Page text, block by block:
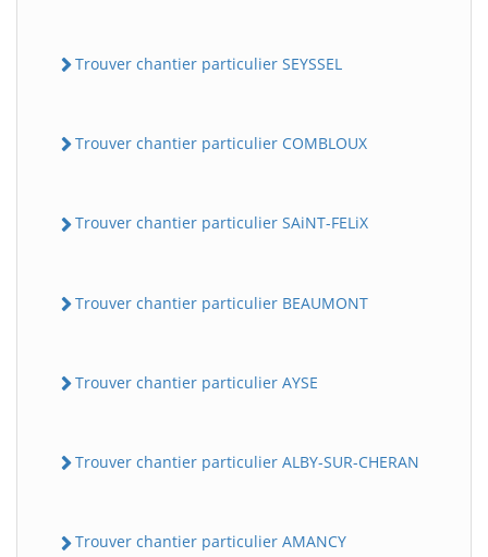
Trouver chantier particulier SEYSSEL
Trouver chantier particulier COMBLOUX
Trouver chantier particulier SAiNT-FELiX
Trouver chantier particulier BEAUMONT
Trouver chantier particulier AYSE
Trouver chantier particulier ALBY-SUR-CHERAN
Trouver chantier particulier AMANCY